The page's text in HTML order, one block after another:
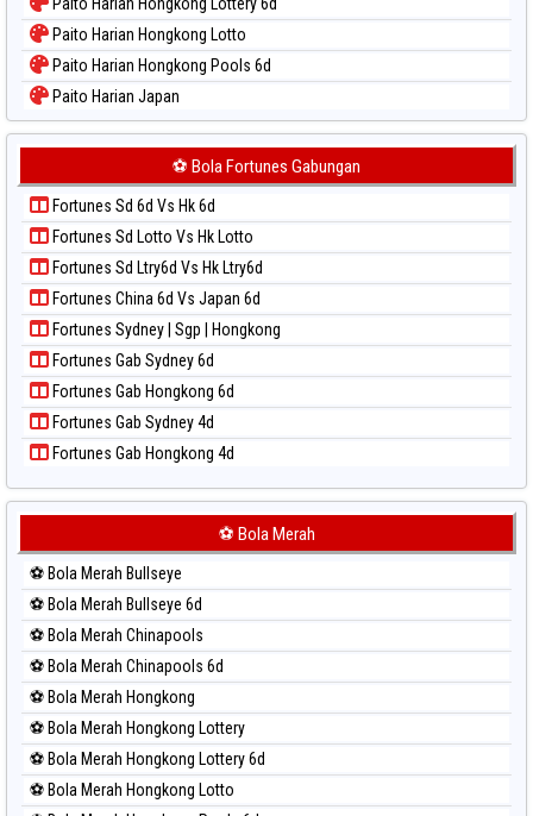
Paito Warna Sao Paulo
Paito Warna Singapore
Paito Warna Sydney
Paito Warna Sydney Lottery
Paito Warna Sydney Lotto
Paito Warna Sydney Pools 6d
Paito Warna Taipei
Paito Warna Taiwan
Paito Harian Hongkong Lotto
Paito Harian Hongkong Pools 6d
Paito Harian Japan
Paito Harian Japan 6d
Paito Harian Korea
Paito Harian Kuda Lari
Paito Harian Magnum Cambodia
Paito Harian Nagoya
Paito Harian New York Midday
Paito Harian North Carolina Day
Paito Harian Pcso
Paito Harian Pennsylvania Day
Paito Harian Sao Paulo
Paito Harian Singapore
Paito Harian Sydney
Paito Harian Sydney Lottery
Paito Harian Sydney Lottery 6d
Paito Harian Sydney Lotto
Paito Harian Sydney Pools 6d
Paito Harian Taipei
Paito Harian Taiwan
⚽ Bola Fortunes Gabungan
Fortunes Sd 6d Vs Hk 6d
Fortunes Sd Lotto Vs Hk Lotto
Fortunes Sd Ltry6d Vs Hk Ltry6d
Fortunes China 6d Vs Japan 6d
Fortunes Sydney | Sgp | Hongkong
Fortunes Gab Sydney 6d
Fortunes Gab Hongkong 6d
Fortunes Gab Sydney 4d
Fortunes Gab Hongkong 4d
⚽ Bola Merah
⚽ Bola Merah Bullseye
⚽ Bola Merah Bullseye 6d
⚽ Bola Merah Chinapools
⚽ Bola Merah Chinapools 6d
⚽ Bola Merah Hongkong
⚽ Bola Merah Hongkong Lottery
⚽ Bola Merah Hongkong Lottery 6d
⚽ Bola Merah Hongkong Lotto